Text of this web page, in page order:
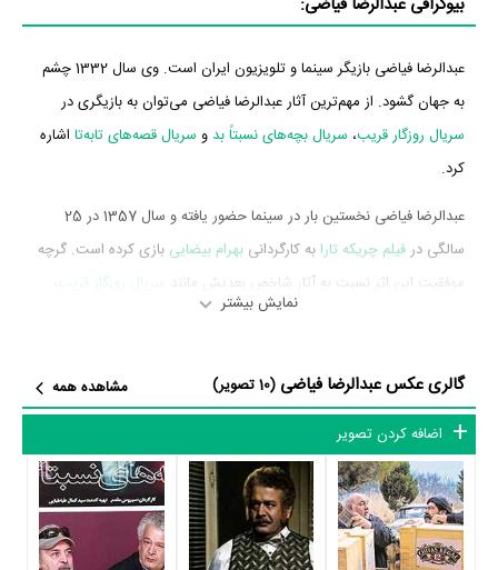
عبدالرضا فیاضی بازیگر سینما و تلویزیون ایران است. وی سال 1332 چشم
به جهان گشود. از مهم‌ترین آثار عبدالرضا فیاضی می‌توان به بازیگری در
سریال روزگار قریب، سریال بچه‌های نسبتاً بد و سریال قصه‌های تابه‌تا اشاره
کرد.
عبدالرضا فیاضی نخستین بار در سینما حضور یافته و سال 1357 در 25
سالگی درفیلم چریکه تارابه کارگردانی بهرام بیضایی بازی کرده است. گرچه
موفقیت این اثر نسبت به آثار شاخص بعدیش مانند
سریال روزگار قریب
بیشتر نبود اما تجربه خوبی برای عبدالرضا فیاضی محسوب می‌شود و
سیامک اطلسیرا تجربه کرد.
تلویزیون گذراند و در آثار مهمی بازی کرده است. او در این سال با بازی در
2 فیلم و سریال مهم سینما و تلویزیون خود را به مردم معرفی کرد. آثار مهم
عبدالرضا فیاضی در این سال، بازیگری در
فیلم سبز کوچکبه کارگردانی
غلامرضا رمضانیوسریال روزگار قریببه کارگردانی کیانوش عیاری
محسوب
نمایش بیشتر
گالری عکس عبدالرضا فیاضی (10 تصویر)
مشاهده همه
اضافه کردن تصویر